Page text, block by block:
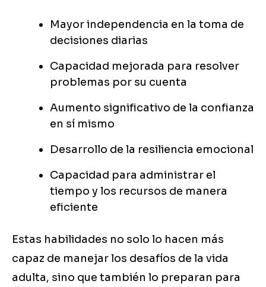
Mayor independencia en la toma de
decisiones diarias
Capacidad mejorada para resolver
problemas por su cuenta
Aumento significativo de la confianza
en sí mismo
Desarrollo de la resiliencia emocional
Capacidad para administrar el
tiempo y los recursos de manera
eficiente
Estas habilidades no solo lo hacen más
capaz de manejar los desafíos de la vida
adulta, sino que también lo preparan para